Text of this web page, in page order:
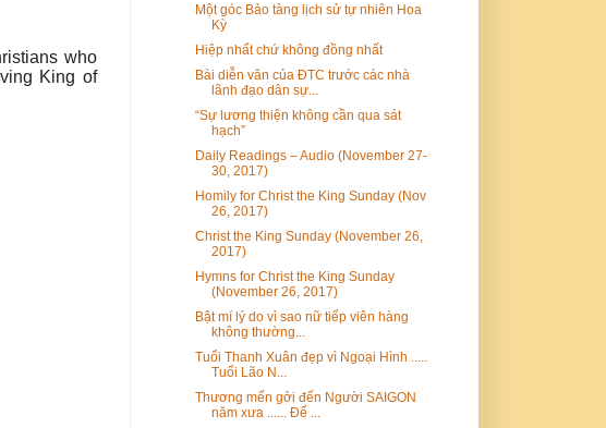
who
King of
Một góc Bảo tàng lịch sử tự nhiên Hoa
Kỳ
Hiệp nhất chứ không đồng nhất
Bài diễn văn của ĐTC trước các nhà
lãnh đạo dân sự...
“Sự lương thiện không cần qua sát
hạch”
Daily Readings – Audio (November 27-
30, 2017)
Homily for Christ the King Sunday (Nov
26, 2017)
Christ the King Sunday (November 26,
2017)
Hymns for Christ the King Sunday
(November 26, 2017)
Bật mí lý do vì sao nữ tiếp viên hàng
không thường...
Tuổi Thanh Xuân đẹp vì Ngoại Hình .....
Tuổi Lão N...
Thương mến gởi đến Người SAIGON
năm xưa ...... Để ...